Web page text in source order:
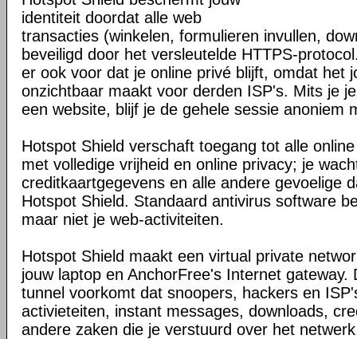
identiteit doordat alle web
transacties (winkelen, formulieren invullen,
beveiligd door het versleutelde HTTPS-
er ook voor dat je online privé blijft, omdat het
onzichtbaar maakt voor derden ISP's. Mits je
een website, blijf je de gehele sessie anoniem
Hotspot Shield verschaft toegang tot alle
met volledige vrijheid en online privacy; je
creditkaartgegevens en alle andere gevoelige
Hotspot Shield. Standaard antivirus software
maar niet je web-activiteiten.
Hotspot Shield maakt een virtual private
jouw laptop en AnchorFree's Internet gateway.
tunnel voorkomt dat snoopers, hackers en
activieteiten, instant messages, downloads,
andere zaken die je verstuurd over het